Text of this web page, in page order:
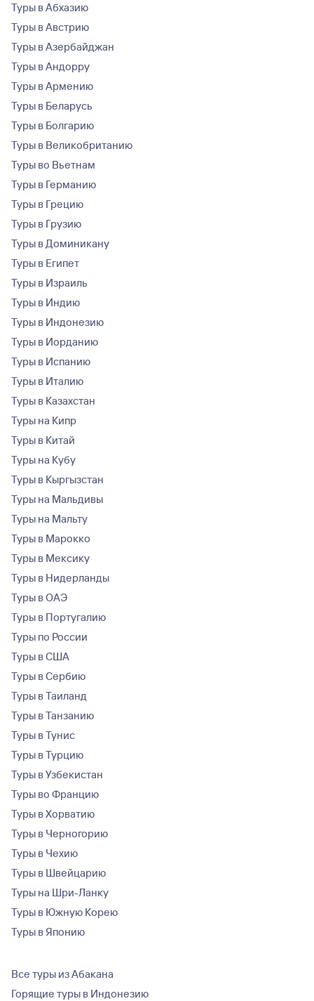
Туры в Абхазию
Туры в Австрию
Туры в Азербайджан
Туры в Андорру
Туры в Армению
Туры в Беларусь
Туры в Болгарию
Туры в Великобританию
Туры во Вьетнам
Туры в Германию
Туры в Грецию
Туры в Грузию
Туры в Доминикану
Туры в Египет
Туры в Израиль
Туры в Индию
Туры в Индонезию
Туры в Иорданию
Туры в Испанию
Туры в Италию
Туры в Казахстан
Туры на Кипр
Туры в Китай
Туры на Кубу
Туры в Кыргызстан
Туры на Мальдивы
Туры на Мальту
Туры в Марокко
Туры в Мексику
Туры в Нидерланды
Туры в ОАЭ
Туры в Португалию
Туры по России
Туры в США
Туры в Сербию
Туры в Таиланд
Туры в Танзанию
Туры в Тунис
Туры в Турцию
Туры в Узбекистан
Туры во Францию
Туры в Хорватию
Туры в Черногорию
Туры в Чехию
Туры в Швейцарию
Туры на Шри-Ланку
Туры в Южную Корею
Туры в Японию
Все туры из Абакана
Горящие туры в Индонезию